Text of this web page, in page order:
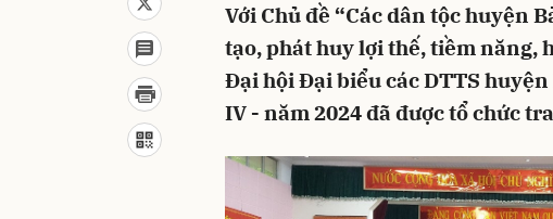
Với Chủ đề “Các dân tộc huyện
tạo, phát huy lợi thế, tiềm năng,
Đại hội Đại biểu các DTTS
IV - năm 2024 đã được tổ chức